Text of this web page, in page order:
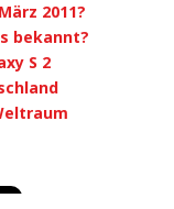
2011?
bekannt?
S 2